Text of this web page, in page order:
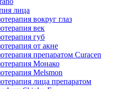
лица
вокруг глаз
век
губ
от акне
препаратом Curacen
Монако
Melsmon
лица препаратом